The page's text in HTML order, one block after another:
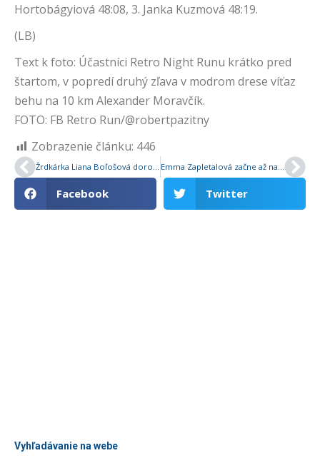
Hortobágyiová 48:08, 3. Janka Kuzmová 48:19.
(LB)
Text k foto: Účastníci Retro Night Runu krátko pred
štartom, v popredí druhý zľava v modrom drese víťaz
behu na 10 km Alexander Moravčík.
FOTO: FB Retro Run/@robertpazitny
Zobrazenie článku: 446
Facebook Twitter
Vyhľadávanie na webe